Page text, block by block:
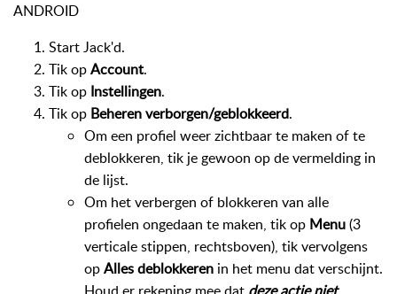
ANDROID
Start Jack'd.
Tik opAccount.
Tik op Instellingen.
Tik op Beheren verborgen/geblokkeerd.
Om een profiel weer zichtbaar te maken of te
deblokkeren, tik je gewoon op de vermelding in
de lijst.
Om het verbergen of blokkeren van alle
profielen ongedaan te maken, tik op Menu(3
verticale stippen, rechtsboven), tik vervolgens
opAlles deblokkeren in het menu dat verschijnt.